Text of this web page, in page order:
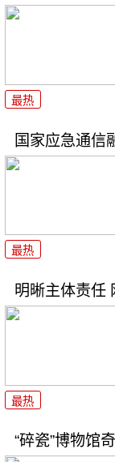
最热
国家应急通信
最热
明晰主体责任
最热
“碎瓷”博物馆